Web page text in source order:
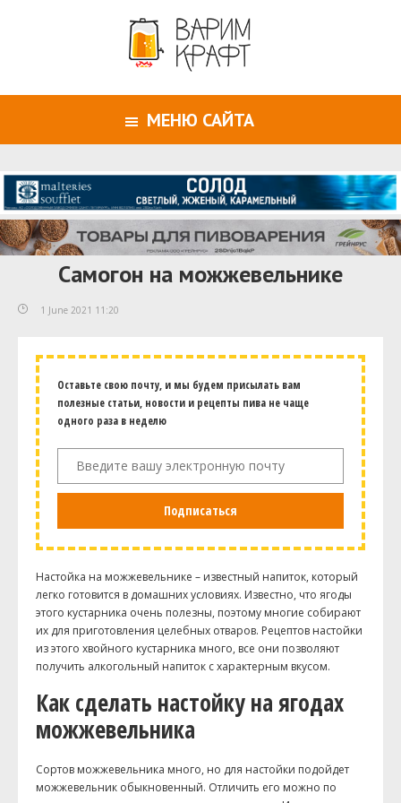
МЕНЮ САЙТА
Самогон на можжевельнике
1 June 2021 11:20
Оставьте свою почту, и мы будем присылать вам
полезные статьи, новости и рецепты пива не чаще
одного раза в неделю
Подписаться
Настойка на можжевельнике – известный напиток, который
легко готовится в домашних условиях. Известно, что ягоды
этого кустарника очень полезны, поэтому многие собирают
их для приготовления целебных отваров. Рецептов настойки
из этого хвойного кустарника много, все они позволяют
получить алкогольный напиток с характерным вкусом.
Как сделать настойку на ягодах
можжевельника
Сортов можжевельника много, но для настойки подойдет
можжевельник обыкновенный. Отличить его можно по